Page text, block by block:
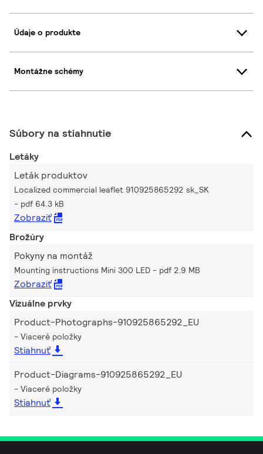
Údaje o produkte
Montážne schémy
Súbory na stiahnutie
Letáky
Leták produktov
Localized commercial leaflet 910925865292 sk_SK
pdf 64.3 kB
Zobraziť
Brožúry
Pokyny na montáž
Mounting instructions Mini 300 LED pdf 2.9 MB
Zobraziť
Vizuálne prvky
Product-Photographs-910925865292_EU
Viaceré položky
Stiahnuť
Product-Diagrams-910925865292_EU
Viaceré položky
Stiahnuť